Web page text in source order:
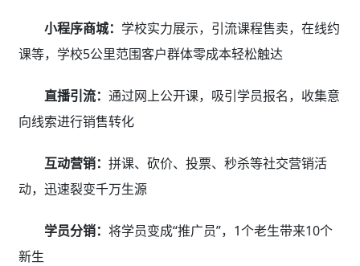
小程序商城： 学校实力展示，引流课程售卖，在线约
课等，学校5公里范围客户群体零成本轻松触达
直播引流： 通过网上公开课，吸引学员报名，收集意
向线索进行销售转化
互动营销： 拼课、砍价、投票、秒杀等社交营销活
动，迅速裂变千万生源
学员分销： 将学员变成“推广员”，1个老生带来10个
新生